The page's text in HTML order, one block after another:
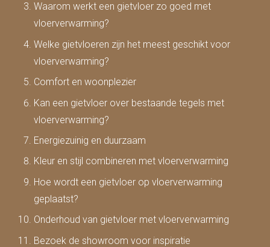
Waarom werkt een gietvloer zo goed met
vloerverwarming?
Welke gietvloeren zijn het meest geschikt voor
vloerverwarming?
Comfort en woonplezier
Kan een gietvloer over bestaande tegels met
vloerverwarming?
Energiezuinig en duurzaam
Kleur en stijl combineren met vloerverwarming
Hoe wordt een gietvloer op vloerverwarming
geplaatst?
Onderhoud van gietvloer met vloerverwarming
Bezoek de showroom voor inspiratie